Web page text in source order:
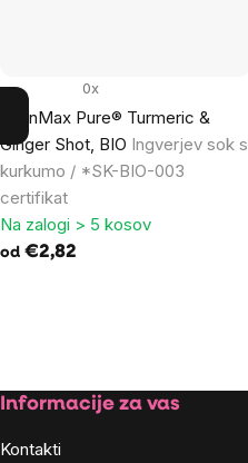
BrainMax Pure® Turmeric &
Ginger Shot, BIO Ingverjev sok s
kurkumo / *SK-BIO-003
certifikat
0x
Na zalogi > 5 kosov
od €2,82
Footer
Informacije za vas
Kontakti